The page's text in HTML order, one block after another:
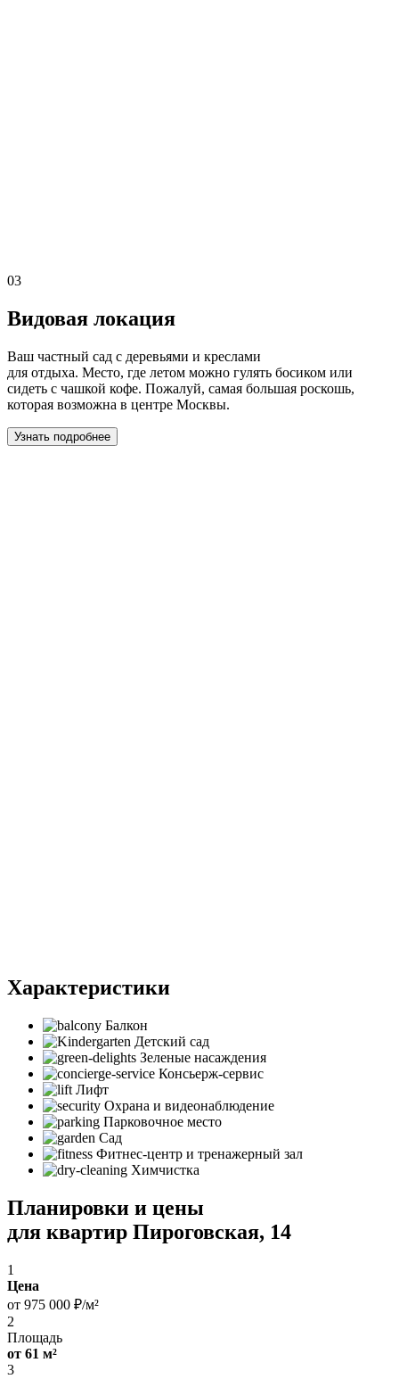
03
Видовая локация
Ваш частный сад с деревьями и креслами
для отдыха. Место, где летом можно гулять босиком или
сидеть с чашкой кофе. Пожалуй, самая большая роскошь,
которая возможна в центре Москвы.
Узнать подробнее
Характеристики
Балкон
Детский сад
Зеленые насаждения
Консьерж-сервис
Лифт
Охрана и видеонаблюдение
Парковочное место
Сад
Фитнес-центр и тренажерный зал
Химчистка
Планировки и цены
для квартир Пироговская, 14
1
Цена
от 975 000 ₽/м²
2
Площадь
от 61 м²
3